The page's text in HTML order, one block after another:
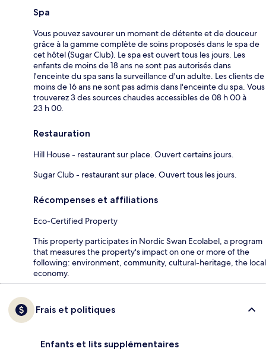
Spa
Vous pouvez savourer un moment de détente et de douceur
grâce à la gamme complète de soins proposés dans le spa de
cet hôtel (Sugar Club). Le spa est ouvert tous les jours. Les
enfants de moins de 18 ans ne sont pas autorisés dans
l'enceinte du spa sans la surveillance d'un adulte. Les clients de
moins de 16 ans ne sont pas admis dans l'enceinte du spa. Vous
trouverez 3 des sources chaudes accessibles de 08 h 00 à
23 h 00.
Restauration
Hill House - restaurant sur place. Ouvert certains jours.
Sugar Club - restaurant sur place. Ouvert tous les jours.
Récompenses et affiliations
Eco-Certified Property
This property participates in Nordic Swan Ecolabel, a program
that measures the property's impact on one or more of the
following: environment, community, cultural-heritage, the local
economy.
Frais et politiques
Enfants et lits supplémentaires